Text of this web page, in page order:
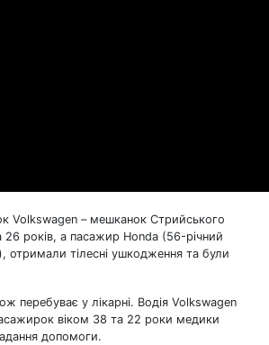
Volkswagen – мешканок Стрийського
26 років, а пасажир Honda (56-річний
отримали тілесні ушкодження та були
перебуває у лікарні. Водія Volkswagen
віком 38 та 22 роки медики
допомоги.